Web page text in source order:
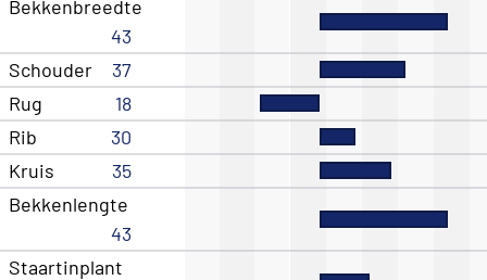
Bekkenbreedte
43
Schouder
37
Rug
18
Rib
30
Kruis
35
Bekkenlengte
43
Staartinplant